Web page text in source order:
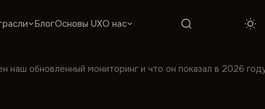
БлогОсновы UXО нас
наш обновлённый мониторинг и что он показал в 2026